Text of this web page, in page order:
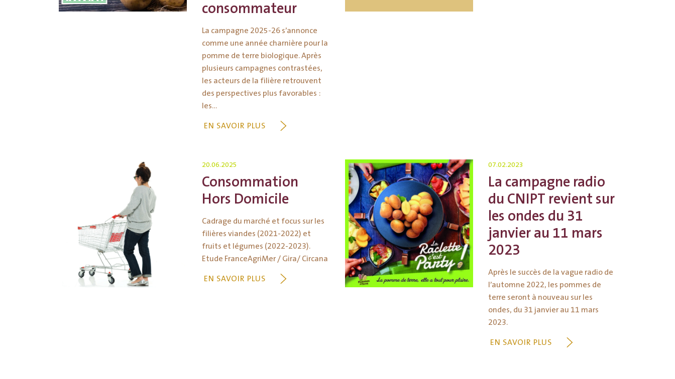
consommateur
La campagne 2025-26 s’annonce
comme une année charnière pour la
pomme de terre biologique. Après
plusieurs campagnes contrastées,
les acteurs de la filière retrouvent
des perspectives plus favorables :
les…
EN SAVOIR PLUS
20.06.2025
Consommation
Hors Domicile
Cadrage du marché et focus sur les
filières viandes (2021-2022) et
fruits et légumes (2022-2023).
Etude FranceAgriMer / Gira/ Circana
EN SAVOIR PLUS
07.02.2023
La campagne radio
du CNIPT revient sur
les ondes du 31
janvier au 11 mars
2023
Après le succès de la vague radio de
l’automne 2022, les pommes de
terre seront à nouveau sur les
ondes, du 31 janvier au 11 mars
2023.
EN SAVOIR PLUS